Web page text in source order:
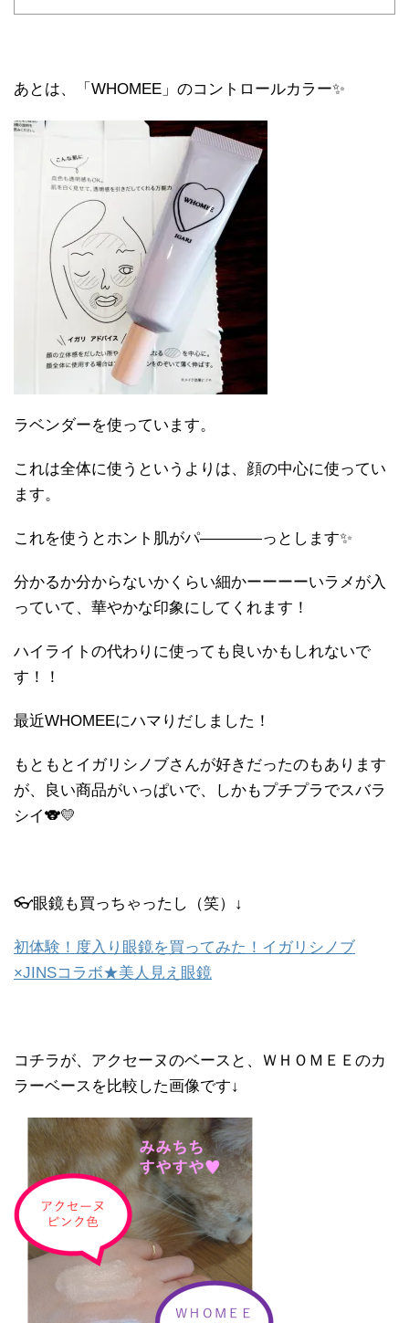
あとは、「WHOMEE」のコントロールカラー✨
ラベンダーを使っています。
これは全体に使うというよりは、顔の中心に使ってい
ます。
これを使うとホント肌がパ――――っとします✨
分かるか分からないかくらい細かーーーーいラメが入
っていて、華やかな印象にしてくれます！
ハイライトの代わりに使っても良いかもしれないで
す！！
最近WHOMEEにハマりだしました！
もともとイガリシノブさんが好きだったのもあります
が、良い商品がいっぱいで、しかもプチプラでスバラ
シイ🐨💛
👓眼鏡も買っちゃったし（笑）↓
初体験！度入り眼鏡を買ってみた！イガリシノブ
×JINSコラボ★美人見え眼鏡
コチラが、アクセーヌのベースと、ＷＨＯＭＥＥのカ
ラーベースを比較した画像です↓